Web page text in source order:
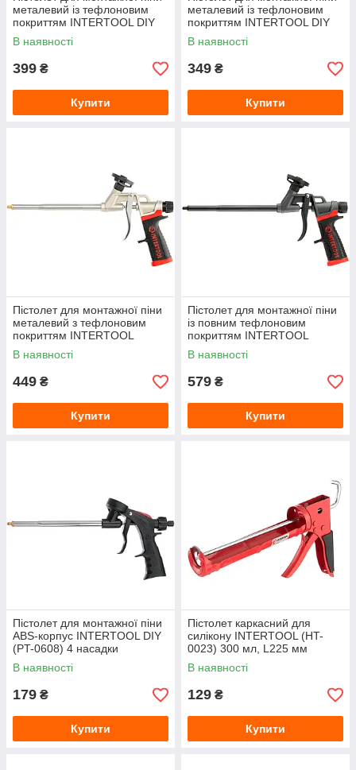
металевий із тефлоновим
покриттям INTERTOOL DIY
(PT-0604) 4 насадки
В наявності
399 ₴
Купити
металевий із тефлоновим
покриттям INTERTOOL DIY
(PT-0605) 4 насадки
В наявності
349 ₴
Купити
Пістолет для монтажної піни
металевий з тефлоновим
покриттям INTERTOOL
STORM (PT-0609) 4 насадки
В наявності
449 ₴
Купити
Пістолет для монтажної піни
із повним тефлоновим
покриттям INTERTOOL
STORM (PT-0610) 5 насадок
В наявності
579 ₴
Купити
Пістолет для монтажної піни
ABS-корпус INTERTOOL DIY
(PT-0608) 4 насадки
В наявності
179 ₴
Купити
Пістолет каркасний для
силікону INTERTOOL (HT-
0023) 300 мл, L225 мм
В наявності
129 ₴
Купити